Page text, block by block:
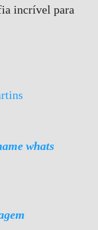
incrível para
whats